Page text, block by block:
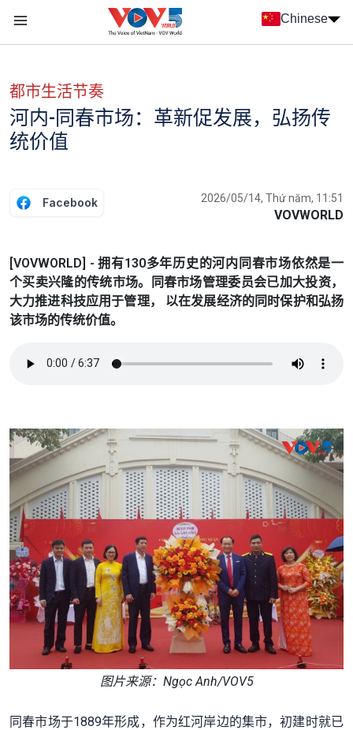
Chinese
都市生活节奏
河内-同春市场：革新促发展，弘扬传
统价值
Facebook 2026/05/14, Thứ năm, 11:51
VOVWORLD
[VOVWORLD] - 拥有130多年历史的河内同春市场依然是一
个买卖兴隆的传统市场。同春市场管理委员会已加大投资，
大力推进科技应用于管理， 以在发展经济的同时保护和弘扬
该市场的传统价值。
图片来源：Ngọc Anh/VOV5
同春市场于1889年形成，作为红河岸边的集市，初建时就已